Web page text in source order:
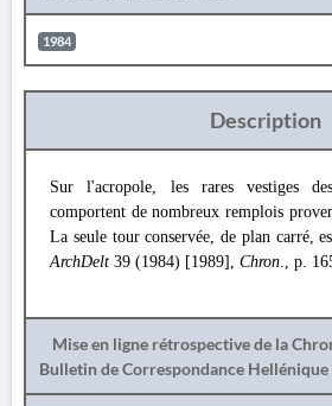
1984
Description
Sur l'acropole, les rares vestiges
comportent de nombreux remplois
La seule tour conservée, de plan carré,
ArchDelt 39 (1984) [1989], Chron., p.
Mise en ligne rétrospective de la
Bulletin de Correspondance